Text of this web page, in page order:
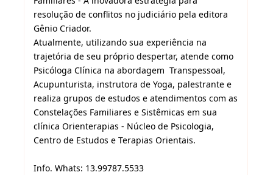
resolução de conflitos no judiciário pela editora
Gênio Criador.
Atualmente, utilizando sua experiência na
trajetória de seu próprio despertar, atende como
Psicóloga Clínica na abordagem Transpessoal,
Acupunturista, instrutora de Yoga, palestrante e
realiza grupos de estudos e atendimentos com as
Constelações Familiares e Sistêmicas em sua
clínica Orienterapias - Núcleo de Psicologia,
Centro de Estudos e Terapias Orientais.
Info. Whats: 13.99787.5533